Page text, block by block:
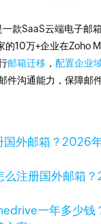
款SaaS云端电子邮
的10万+企业在Zoho
邮箱迁移 ，配置企业
件沟通能力，保障邮
么注册国外邮箱